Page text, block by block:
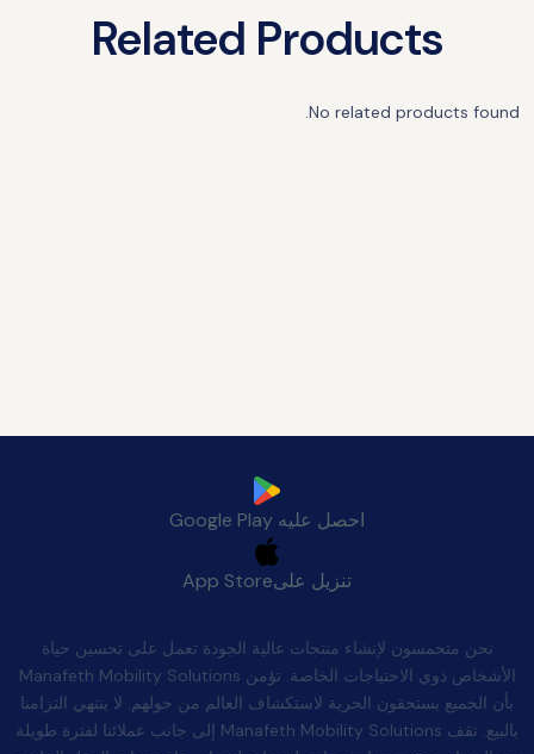
Related Products
No related products found.
احصل عليه Google Play
تنزيل علىApp Store
نحن متحمسون لإنشاء منتجات عالية الجودة تعمل على تحسين حياة
الأشخاص ذوي الاحتياجات الخاصة. تؤمن Manafeth Mobility Solutions
بأن الجميع يستحقون الحرية لاستكشاف العالم من حولهم. لا ينتهي التزامنا
بالبيع. تقف Manafeth Mobility Solutions إلى جانب عملائنا لفترة طويلة